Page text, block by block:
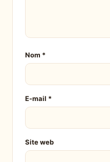
Nom *
E-mail *
Site web